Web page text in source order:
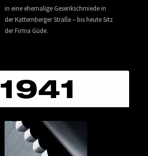
in eine ehemalige Gesenkschmiede in
der Katternberger Straße – bis heute Sitz
der Firma Güde.
1941